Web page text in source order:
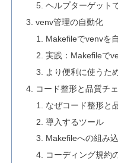
ヘルプターゲット
venv管理の自動化
Makefileでvenvを
実践：Makefileで
より便利に使うた
コード整形と品質チ
なぜコード整形と
導入するツール
Makefileへの組み
コーディング規約